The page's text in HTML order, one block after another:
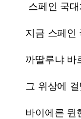
스페인 국
지금 스페인
까딸루냐 바
그 위상에
바이에른 뮌